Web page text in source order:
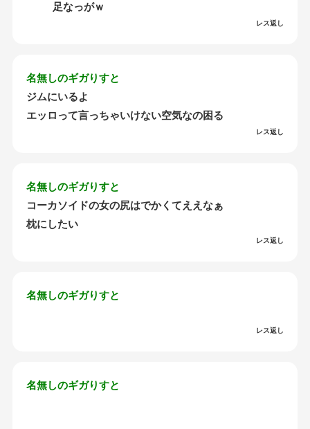
足なっがｗ
レス返し
名無しのギガりすと
ジムにいるよ
エッロって言っちゃいけない空気なの困る
レス返し
名無しのギガりすと
コーカソイドの女の尻はでかくてええなぁ
枕にしたい
レス返し
名無しのギガりすと
レス返し
名無しのギガりすと